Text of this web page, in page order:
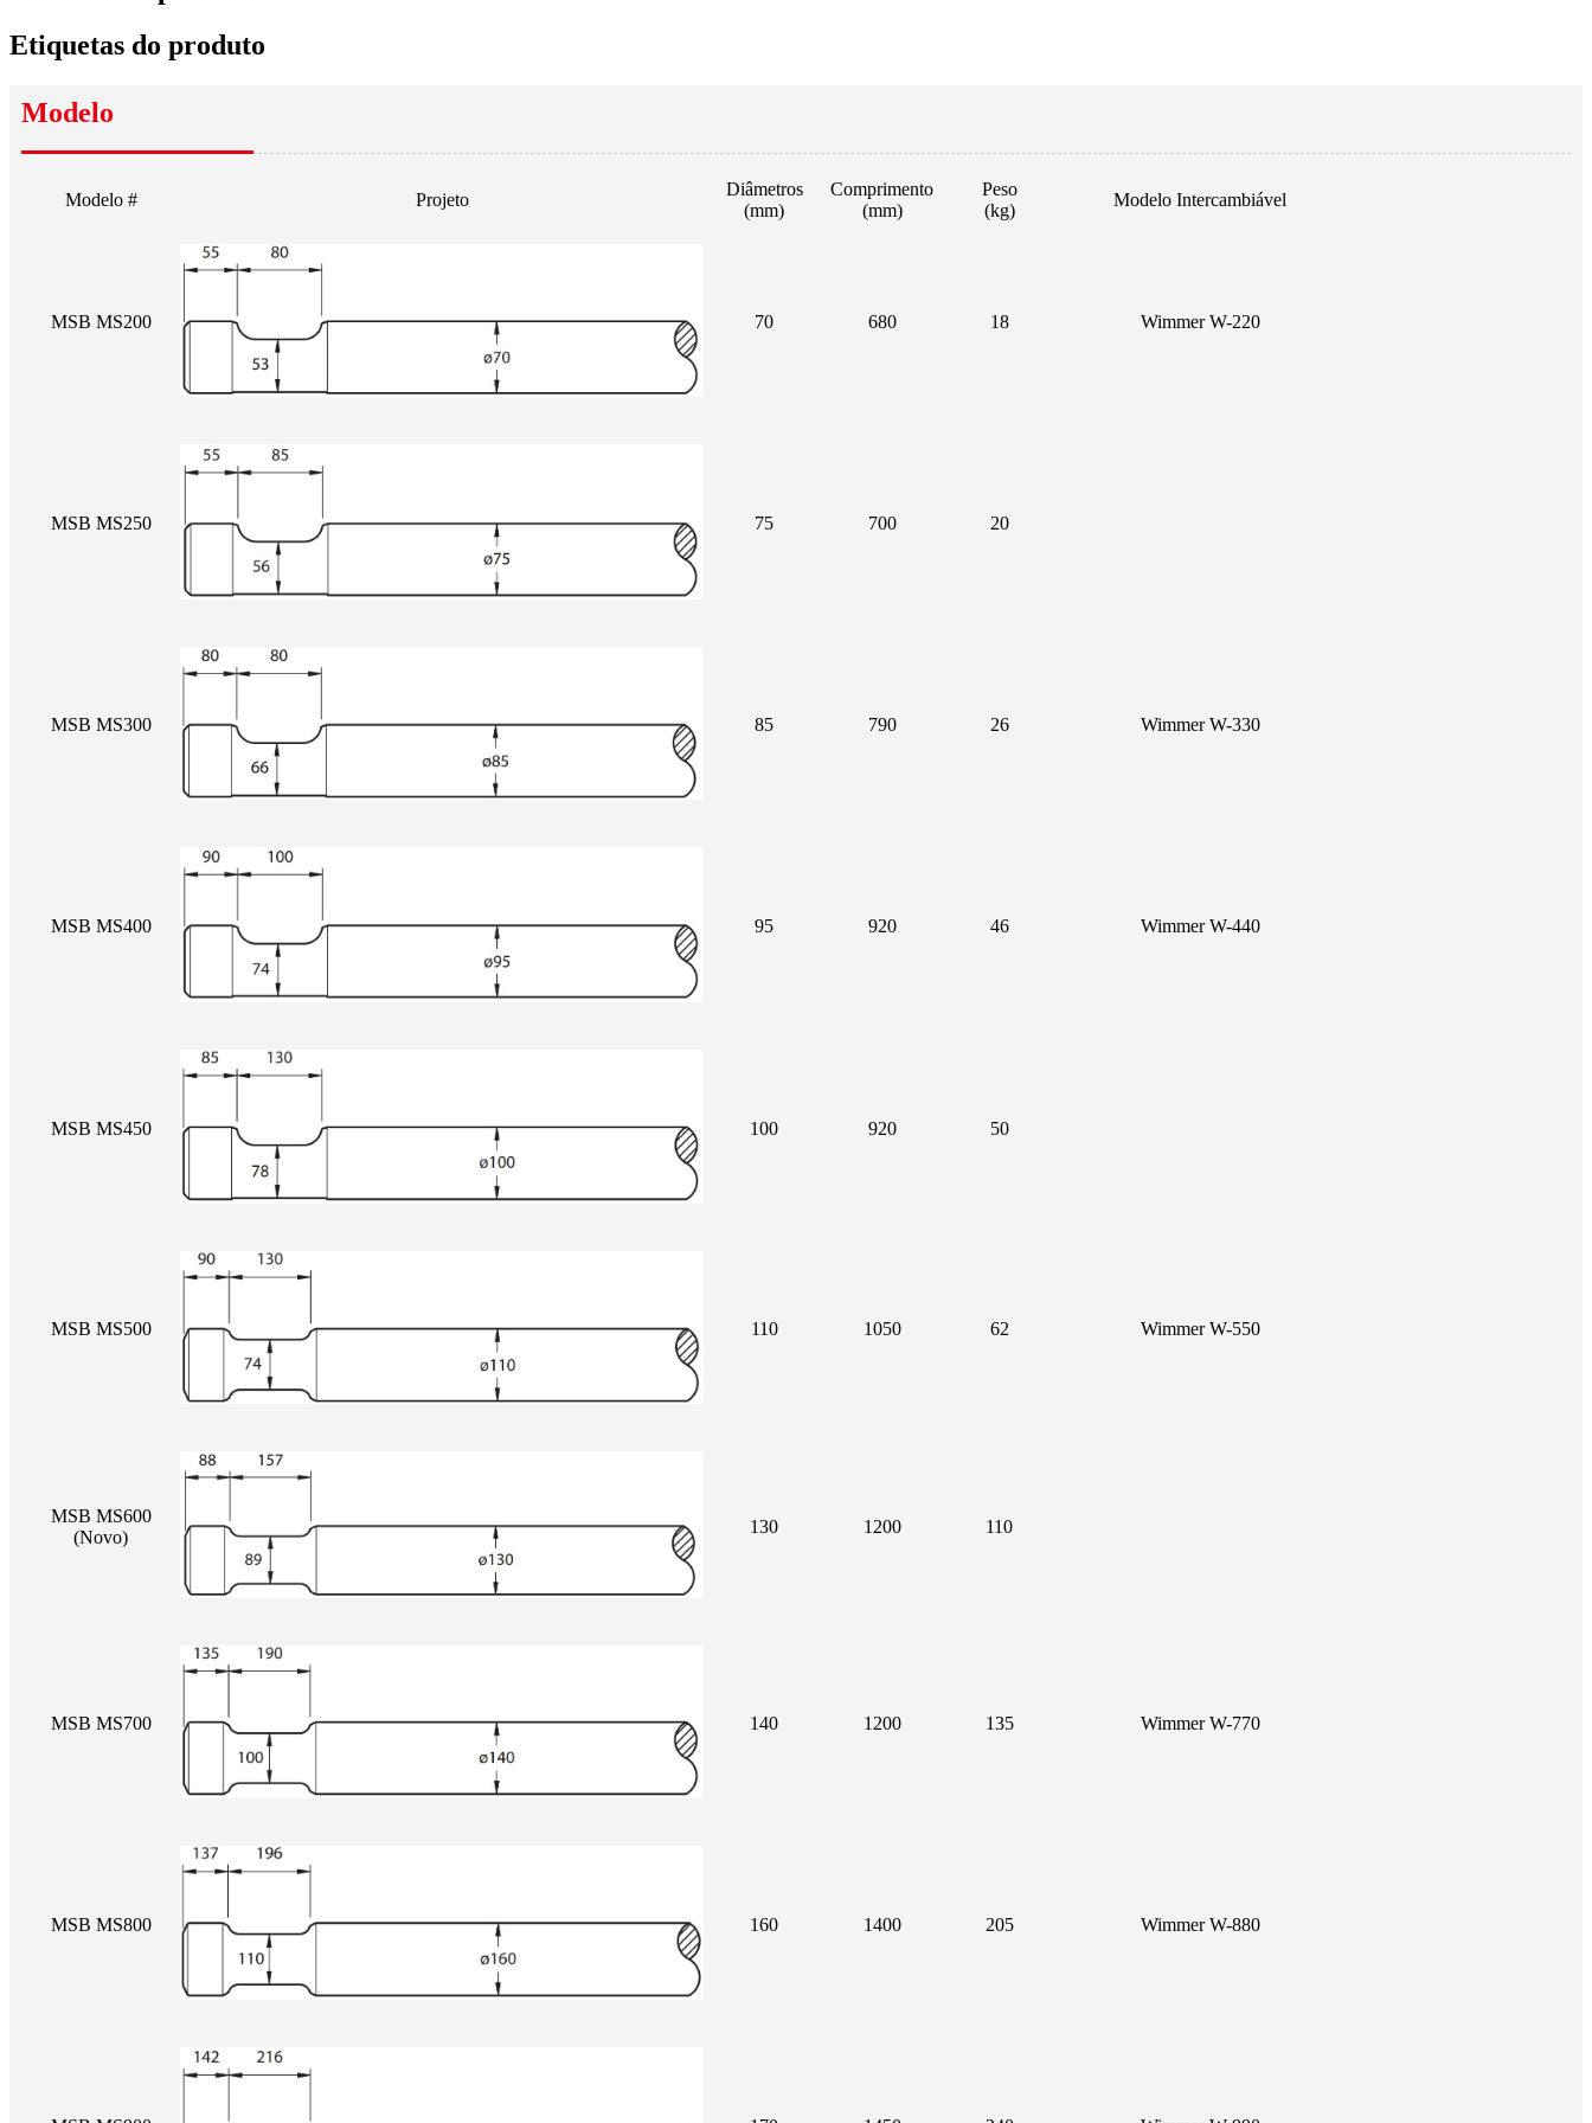
Etiquetas do produto
Modelo
Modelo # Projeto
Diâmetros
(mm)
Comprimento
(mm)
Peso
(kg)
Modelo Intercambiável
MSB MS200 70 680 18 Wimmer W-220
MSB MS250 75 700 20
MSB MS300 85 790 26 Wimmer W-330
MSB MS400 95 920 46 Wimmer W-440
MSB MS450 100 920 50
MSB MS500 110 1050 62 Wimmer W-550
MSB MS600
(Novo)
130 1200 110
MSB MS700 140 1200 135 Wimmer W-770
MSB MS800 160 1400 205 Wimmer W-880